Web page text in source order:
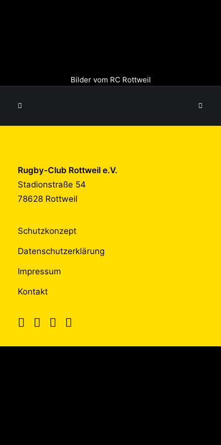
Bilder vom RC Rottweil
Rugby-Club Rottweil e.V.
Stadionstraße 54
78628 Rottweil
Schutzkonzept
Datenschutzerklärung
Impressum
Kontakt